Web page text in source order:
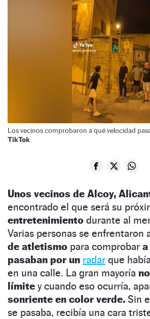
Los vecinos comprobaron a qué velocidad
TikTok
Unos vecinos de Alcoy,
encontrado el que será su
entretenimiento durante al
Varias personas se enfrentaron
de atletismo para comprobar
pasaban por un radar que
en una calle. La gran mayoría
límite y cuando eso ocurría,
sonriente en color verde. Sin
se pasaba, recibía una cara